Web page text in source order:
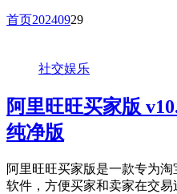
首页20240929
社交娱乐
阿里旺旺买家版
纯净版
阿里旺旺买家版是一款专为
软件，方便买家和卖家在交